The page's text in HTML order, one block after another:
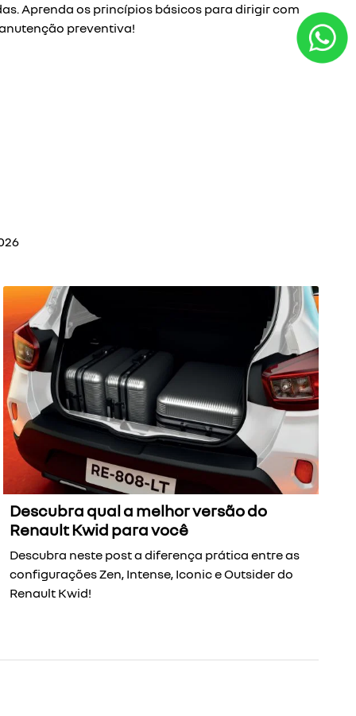
Aprenda os princípios básicos para dirigir com
preventiva!
Descubra qual a melhor versão do
Renault Kwid para você
Descubra neste post a diferença prática entre as
configurações Zen, Intense, Iconic e Outsider do
Renault Kwid!